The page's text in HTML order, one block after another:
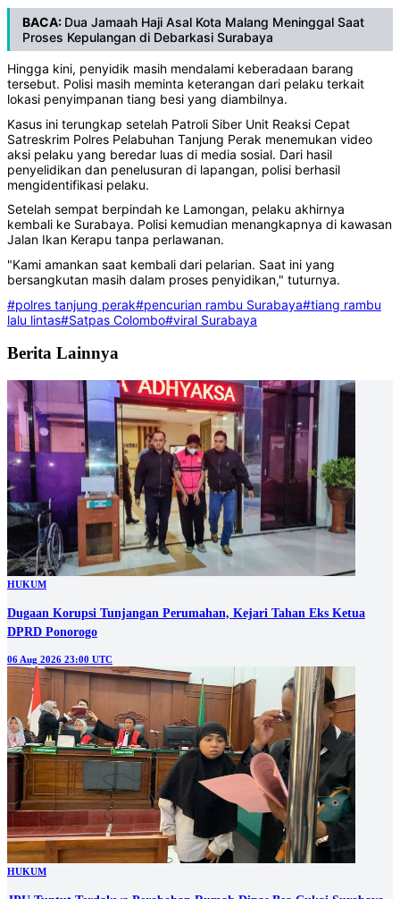
BACA: Dua Jamaah Haji Asal Kota Malang Meninggal Saat
Proses Kepulangan di Debarkasi Surabaya
Hingga kini, penyidik masih mendalami keberadaan barang
tersebut. Polisi masih meminta keterangan dari pelaku terkait
lokasi penyimpanan tiang besi yang diambilnya.
Kasus ini terungkap setelah Patroli Siber Unit Reaksi Cepat
Satreskrim Polres Pelabuhan Tanjung Perak menemukan video
aksi pelaku yang beredar luas di media sosial. Dari hasil
penyelidikan dan penelusuran di lapangan, polisi berhasil
mengidentifikasi pelaku.
Setelah sempat berpindah ke Lamongan, pelaku akhirnya
kembali ke Surabaya. Polisi kemudian menangkapnya di kawasan
Jalan Ikan Kerapu tanpa perlawanan.
"Kami amankan saat kembali dari pelarian. Saat ini yang
bersangkutan masih dalam proses penyidikan," tuturnya.
#polres tanjung perak#pencurian rambu Surabaya#tiang rambu
lalu lintas#Satpas Colombo#viral Surabaya
Berita Lainnya
HUKUM
Dugaan Korupsi Tunjangan Perumahan, Kejari Tahan Eks Ketua
DPRD Ponorogo
06 Aug 2026 23:00 UTC
HUKUM